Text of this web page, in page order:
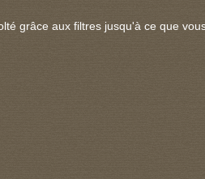
grâce aux filtres jusqu'à ce que